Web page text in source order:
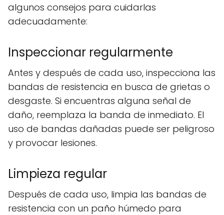
algunos consejos para cuidarlas
adecuadamente:
Inspeccionar regularmente
Antes y después de cada uso, inspecciona las
bandas de resistencia en busca de grietas o
desgaste. Si encuentras alguna señal de
daño, reemplaza la banda de inmediato. El
uso de bandas dañadas puede ser peligroso
y provocar lesiones.
Limpieza regular
Después de cada uso, limpia las bandas de
resistencia con un paño húmedo para